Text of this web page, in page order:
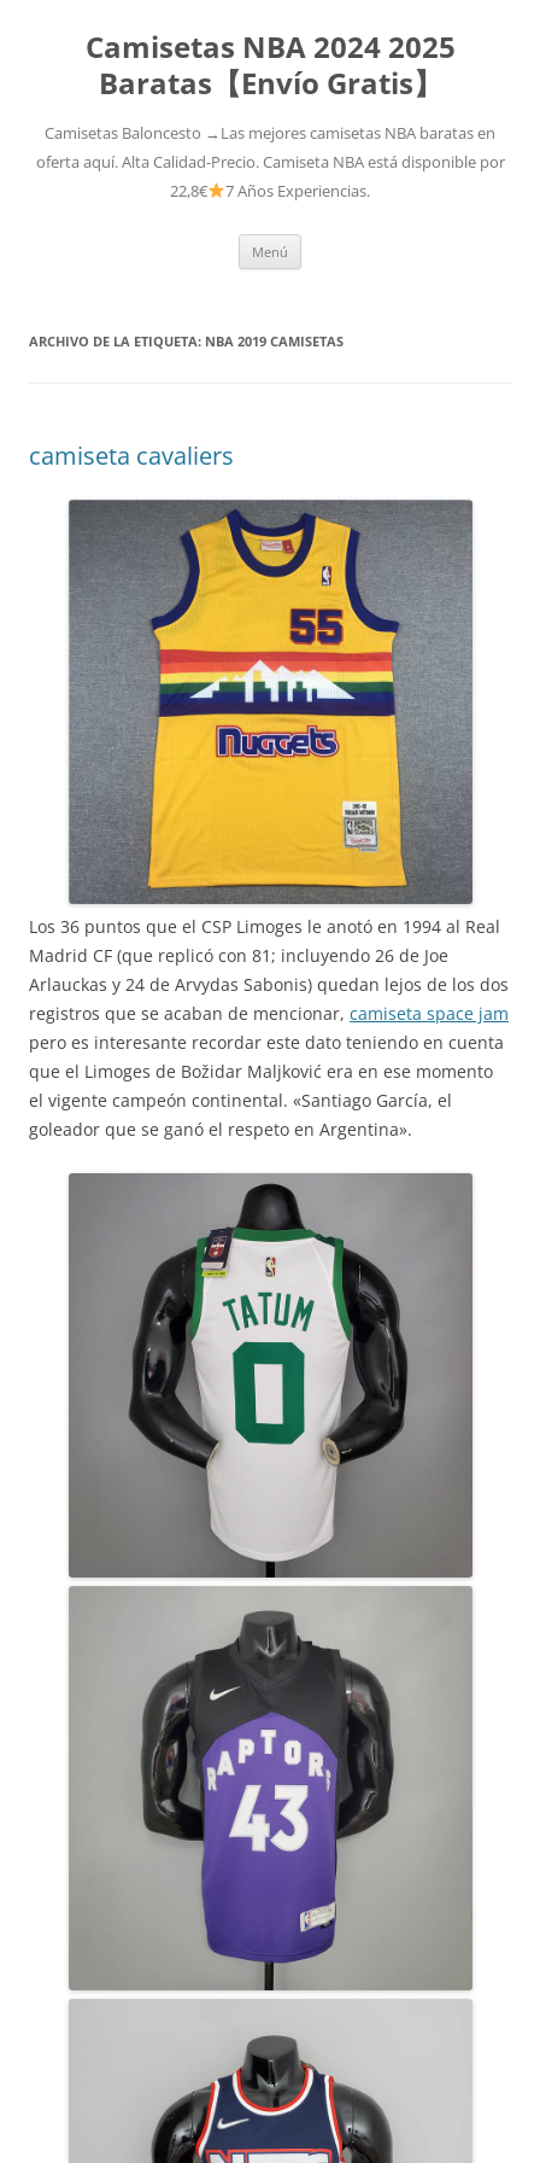
Camisetas NBA 2024 2025
Baratas【Envío Gratis】
Camisetas Baloncesto →Las mejores camisetas NBA baratas en
oferta aquí. Alta Calidad-Precio. Camiseta NBA está disponible por
22,8€
7 Años Experiencias.
Menú
ARCHIVO DE LA ETIQUETA: NBA 2019 CAMISETAS
camiseta cavaliers
Los 36 puntos que el CSP Limoges le anotó en 1994 al Real
Madrid CF (que replicó con 81; incluyendo 26 de Joe
Arlauckas y 24 de Arvydas Sabonis) quedan lejos de los dos
registros que se acaban de mencionar, camiseta space jam
pero es interesante recordar este dato teniendo en cuenta
que el Limoges de Božidar Maljković era en ese momento
el vigente campeón continental. «Santiago García, el
goleador que se ganó el respeto en Argentina».